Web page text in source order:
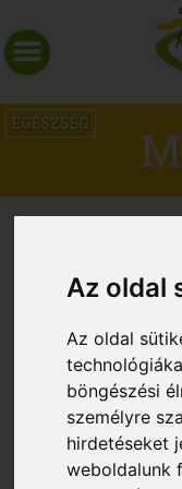
Az oldal
Az oldal
böngészési
személyre
hirdetéseket
weboldalunk
EGÉSZSÉG
Az edzés